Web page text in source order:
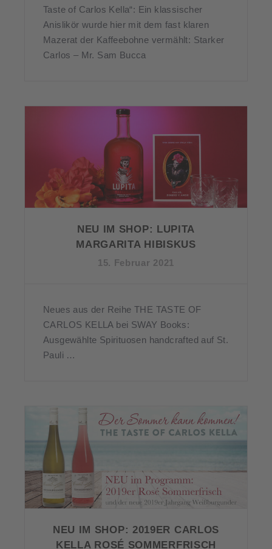
Taste of Carlos Kella“: Ein klassischer
Anislikör wurde hier mit dem fast klaren
Mazerat der Kaffeebohne vermählt: Starker
Carlos – Mr. Sam Bucca
NEU IM SHOP: LUPITA
MARGARITA HIBISKUS
15. Februar 2021
Neues aus der Reihe THE TASTE OF
CARLOS KELLA bei SWAY Books:
Ausgewählte Spirituosen handcrafted auf St.
Pauli …
NEU IM SHOP: 2019ER CARLOS
KELLA ROSÉ SOMMERFRISCH